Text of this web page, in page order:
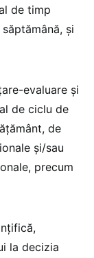
de timp
și
evaluare și
de ciclu de
de
și/sau
precum
la decizia